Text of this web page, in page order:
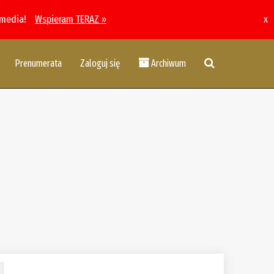
Wspieram TERAZ » x
Prenumerata Zaloguj się Archiwum